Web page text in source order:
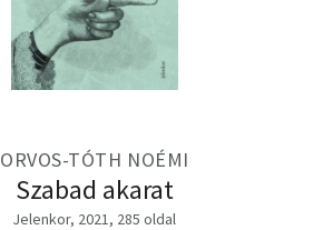
ORVOS-TÓTH NOÉMI
Szabad akarat
Jelenkor, 2021, 285 oldal